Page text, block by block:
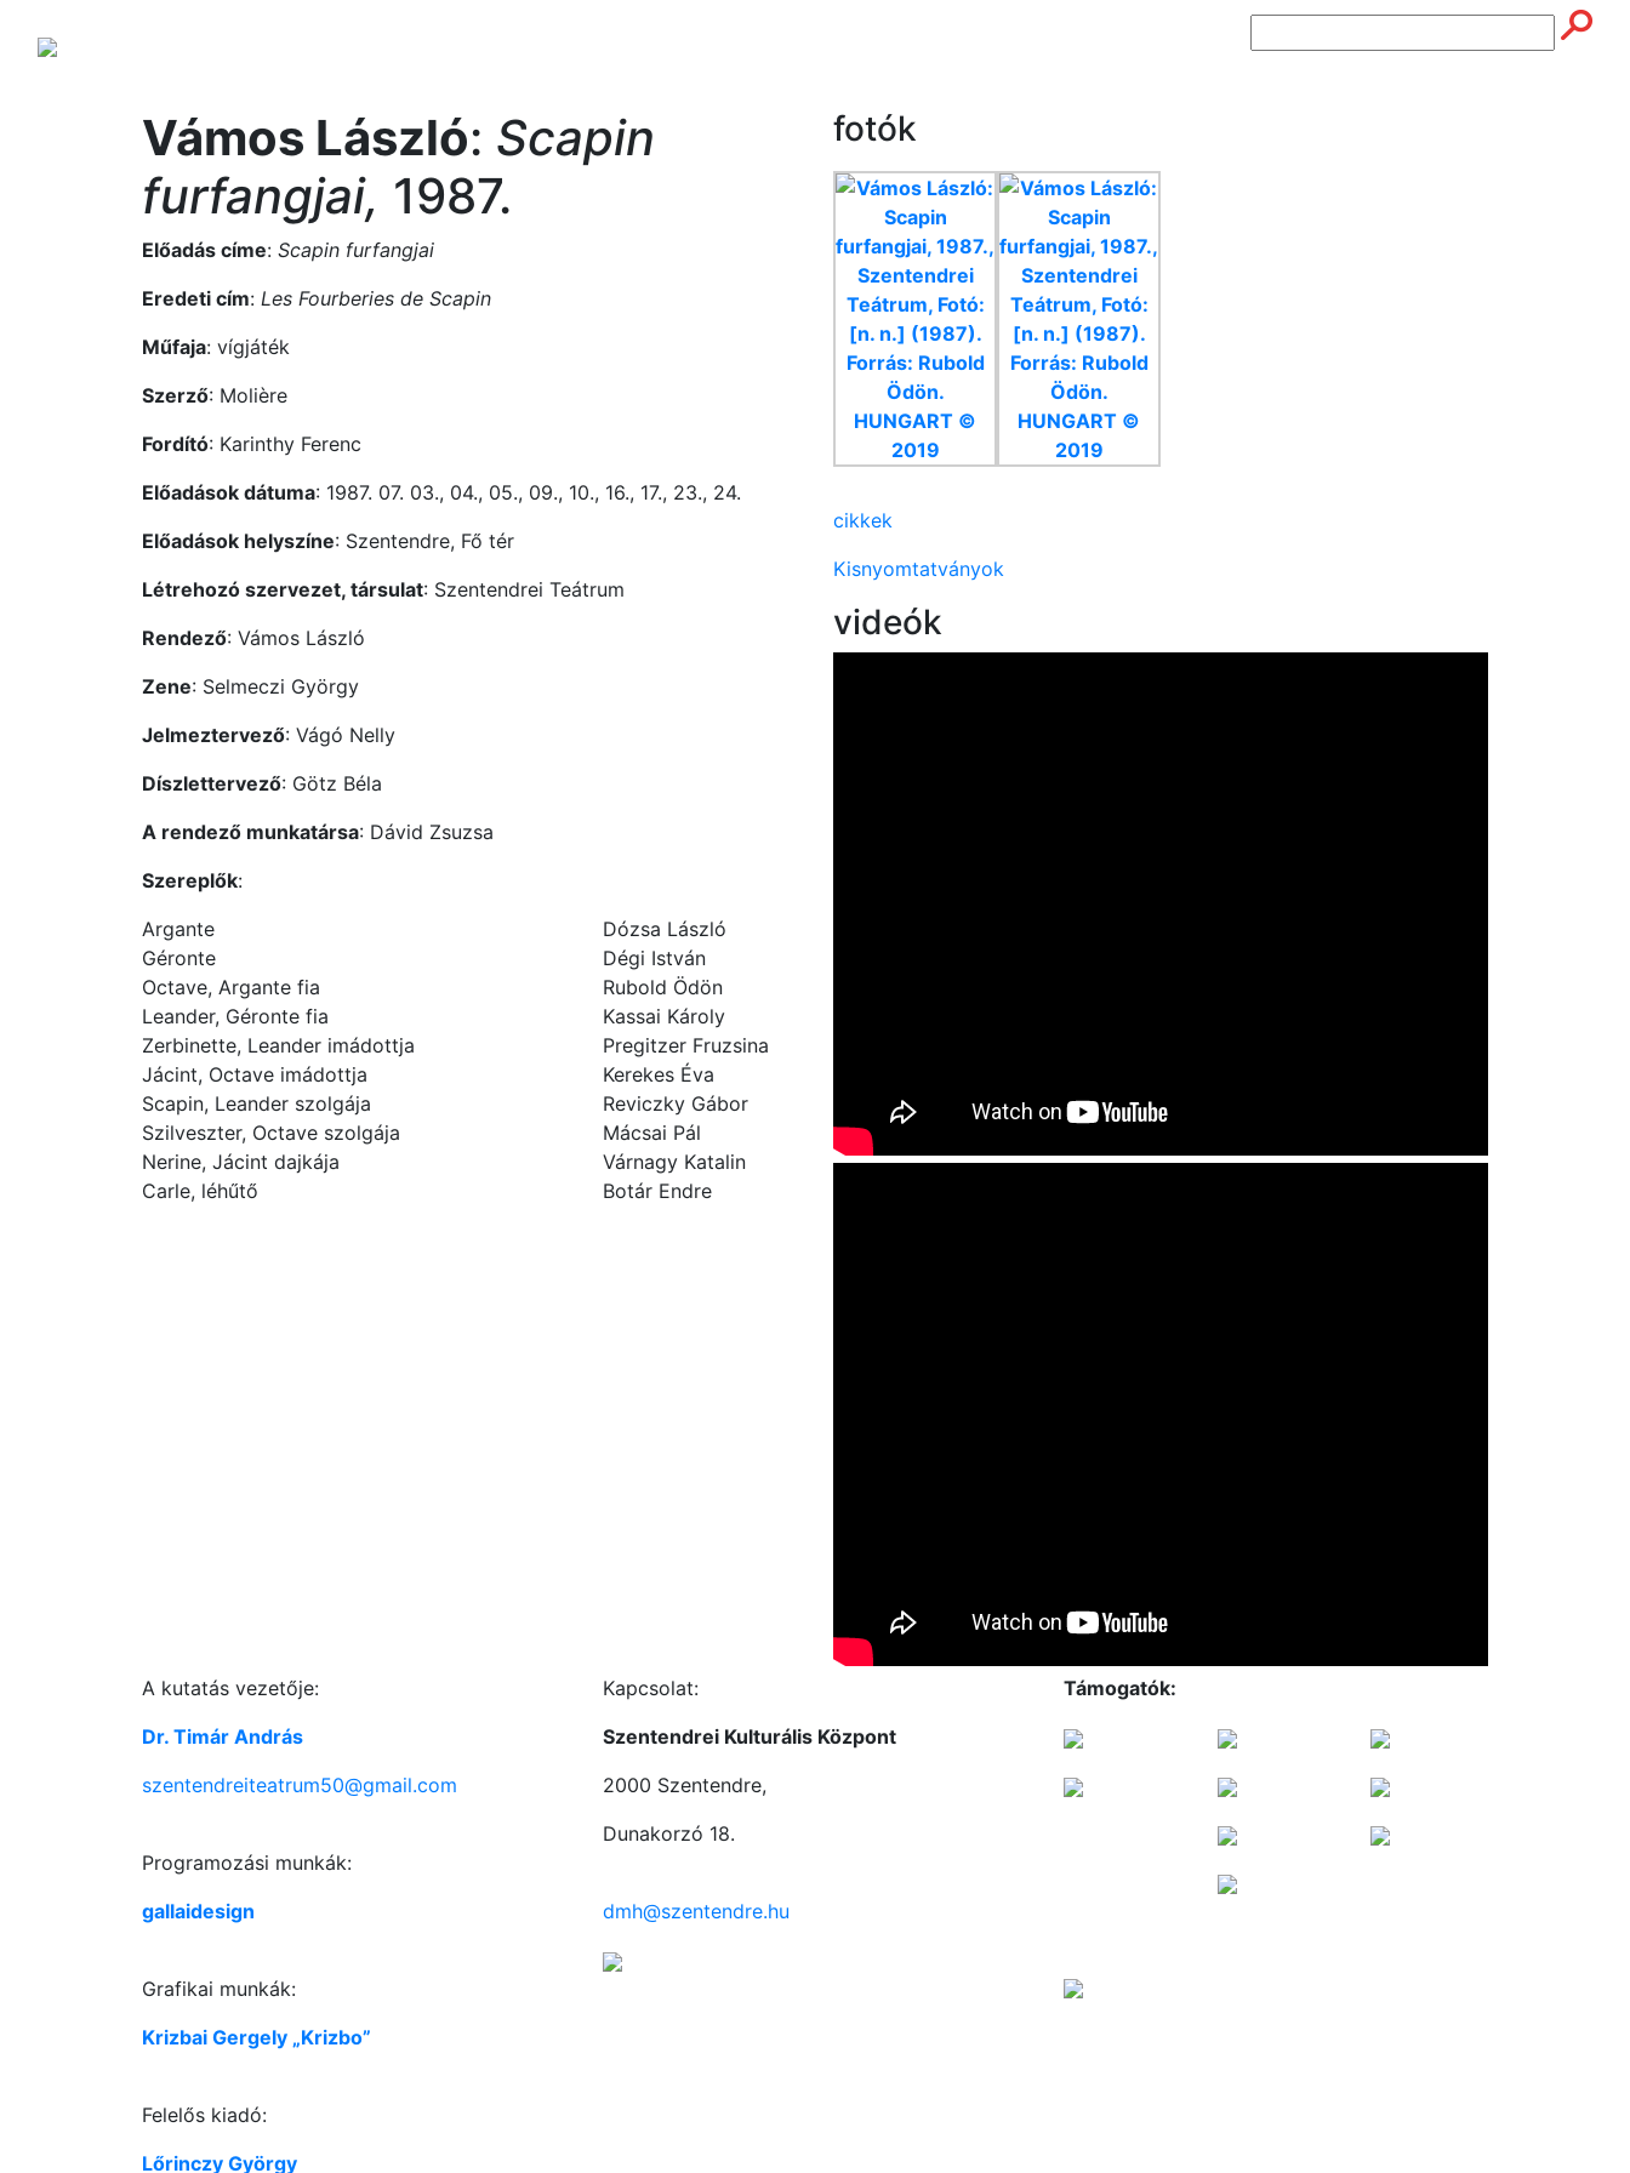
Vámos László: Scapin
furfangjai, 1987.
Előadás címe: Scapin furfangjai
Eredeti cím: Les Fourberies de Scapin
Műfaja: vígjáték
Szerző: Molière
Fordító: Karinthy Ferenc
Előadások dátuma: 1987. 07. 03., 04., 05., 09., 10., 16., 17., 23., 24.
Előadások helyszíne: Szentendre, Fő tér
Létrehozó szervezet, társulat: Szentendrei Teátrum
Rendező: Vámos László
Zene: Selmeczi György
Jelmeztervező: Vágó Nelly
Díszlettervező: Götz Béla
A rendező munkatársa: Dávid Zsuzsa
Szereplők:
Argante
Dózsa László
Géronte
Dégi István
Octave, Argante fia
Rubold Ödön
Leander, Géronte fia
Kassai Károly
Zerbinette, Leander imádottja
Pregitzer Fruzsina
Jácint, Octave imádottja
Kerekes Éva
Scapin, Leander szolgája
Reviczky Gábor
Szilveszter, Octave szolgája
Mácsai Pál
Nerine, Jácint dajkája
Várnagy Katalin
Carle, léhűtő
Botár Endre
fotók
cikkek
Kisnyomtatványok
videók
A kutatás vezetője:
Dr. Timár András
szentendreiteatrum50@gmail.com
Programozási munkák:
gallaidesign
Grafikai munkák:
Krizbai Gergely „Krizbo”
Felelős kiadó:
Lőrinczy György
Kapcsolat:
Szentendrei Kulturális Központ
2000 Szentendre,
Dunakorzó 18.
dmh@szentendre.hu
Támogatók: